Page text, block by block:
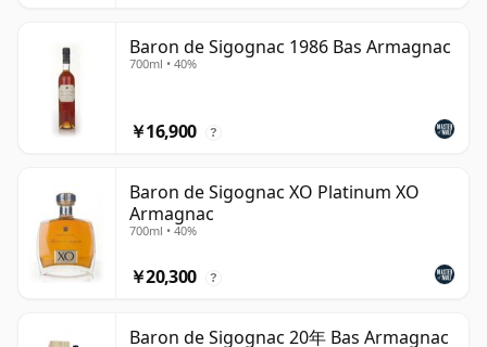
Baron de Sigognac 1986 Bas Armagnac
700ml • 40%
￥16,900 ?
Baron de Sigognac XO Platinum XO
Armagnac
700ml • 40%
￥20,300 ?
Baron de Sigognac 20年 Bas Armagnac